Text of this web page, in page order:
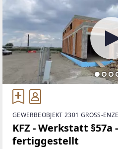
GEWERBEOBJEKT 2301 GROSS-
KFZ - Werkstatt
fertiggestellt